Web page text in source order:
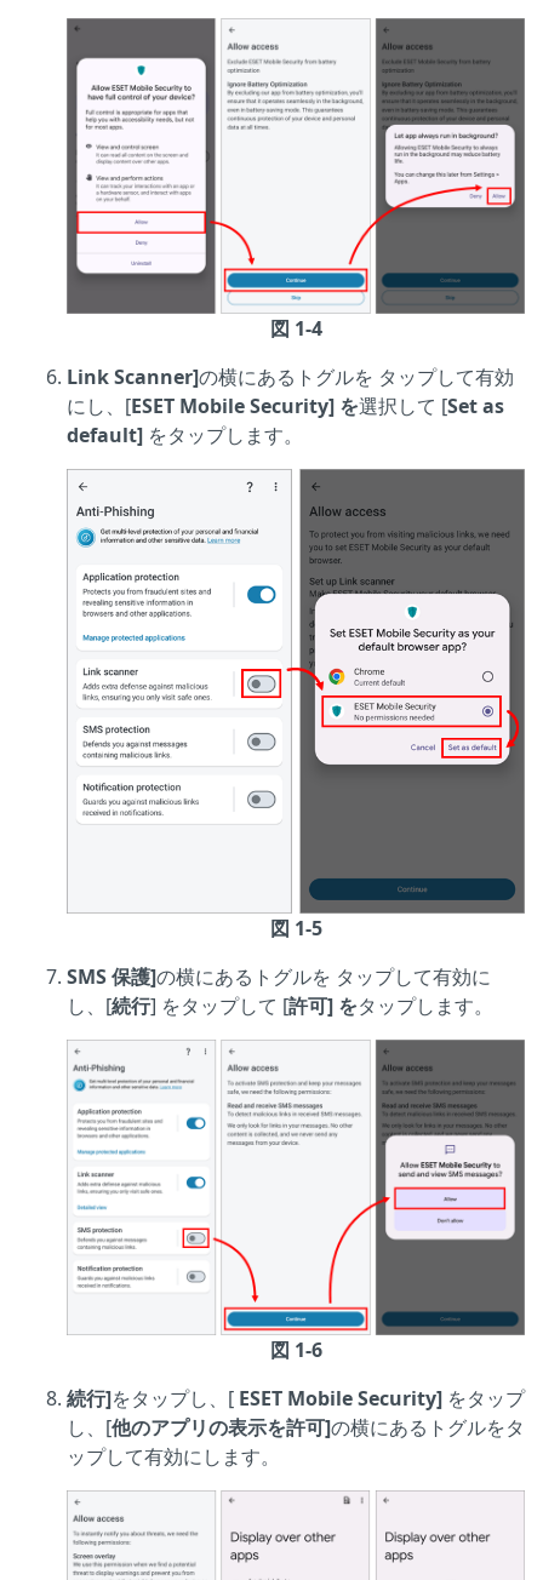
図 1-4
Link Scanner]の横にあるトグルを タップして有効
にし、[ESET Mobile Security] を選択して [Set as
default] をタップします。
図 1-5
SMS 保護]の横にあるトグルを タップして有効に
し、[続行] をタップして [許可] をタップします。
図 1-6
続行]をタップし、[ ESET Mobile Security] をタップ
し、[他のアプリの表示を許可]の横にあるトグルをタ
ップして有効にします。